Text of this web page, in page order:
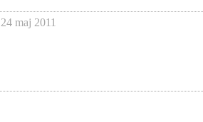
24 maj 2011